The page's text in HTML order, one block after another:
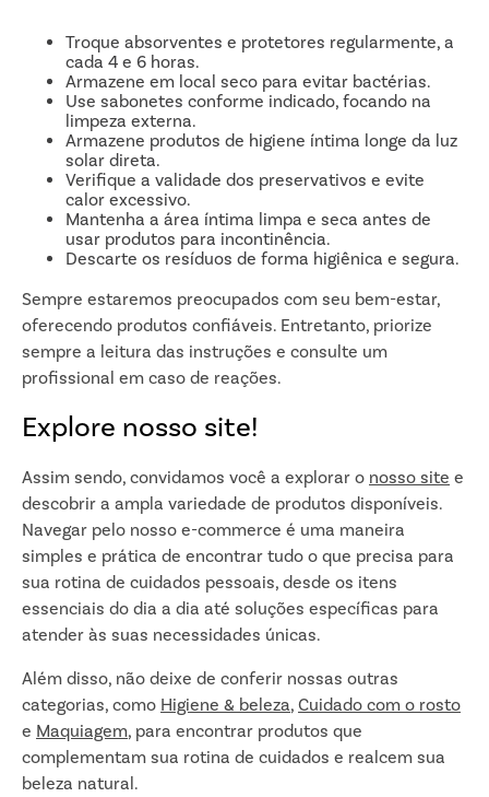
Troque absorventes e protetores regularmente, a
cada 4 e 6 horas.
Armazene em local seco para evitar bactérias.
Use sabonetes conforme indicado, focando na
limpeza externa.
Armazene produtos de higiene íntima longe da luz
solar direta.
Verifique a validade dos preservativos e evite
calor excessivo.
Mantenha a área íntima limpa e seca antes de
usar produtos para incontinência.
Descarte os resíduos de forma higiênica e segura.
Sempre estaremos preocupados com seu bem-estar,
oferecendo produtos confiáveis. Entretanto, priorize
sempre a leitura das instruções e consulte um
profissional em caso de reações.
Explore nosso site!
Assim sendo, convidamos você a explorar o nosso site e
descobrir a ampla variedade de produtos disponíveis.
Navegar pelo nosso e-commerce é uma maneira
simples e prática de encontrar tudo o que precisa para
sua rotina de cuidados pessoais, desde os itens
essenciais do dia a dia até soluções específicas para
atender às suas necessidades únicas.
Além disso, não deixe de conferir nossas outras
categorias, como Higiene & beleza, Cuidado com o rosto
e Maquiagem, para encontrar produtos que
complementam sua rotina de cuidados e realcem sua
beleza natural.